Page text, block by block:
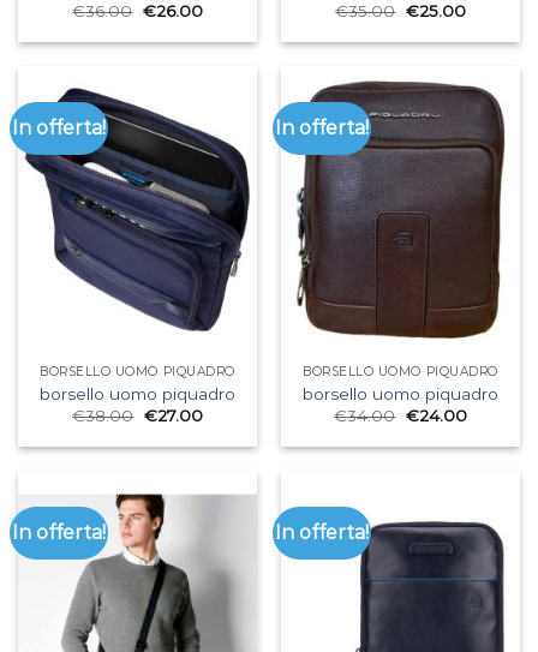
€36.00 €26.00
€35.00 €25.00
In offerta!
BORSELLO UOMO PIQUADRO
borsello uomo piquadro
€38.00 €27.00
In offerta!
BORSELLO UOMO PIQUADRO
borsello uomo piquadro
€34.00 €24.00
In offerta! In offerta!